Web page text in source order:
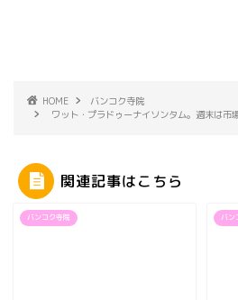
HOME
バンコク寺院
ワット・プラドゥーナイソンタム。週末は市
関連記事はこちら
バンコク寺院 バン